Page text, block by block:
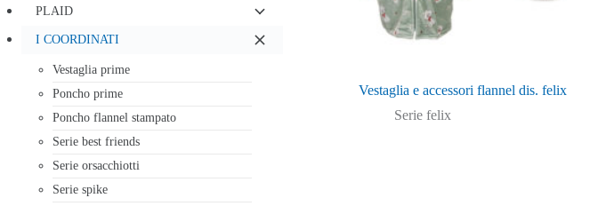
Vestaglia e accessori flannel dis. felix
Serie felix
PLAID
I COORDINATI
Vestaglia prime
Poncho prime
Poncho flannel stampato
Serie best friends
Serie orsacchiotti
Serie spike